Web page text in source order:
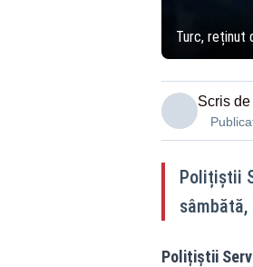
Turc, reținut
Scris de
Polițiștii
Polițiștii